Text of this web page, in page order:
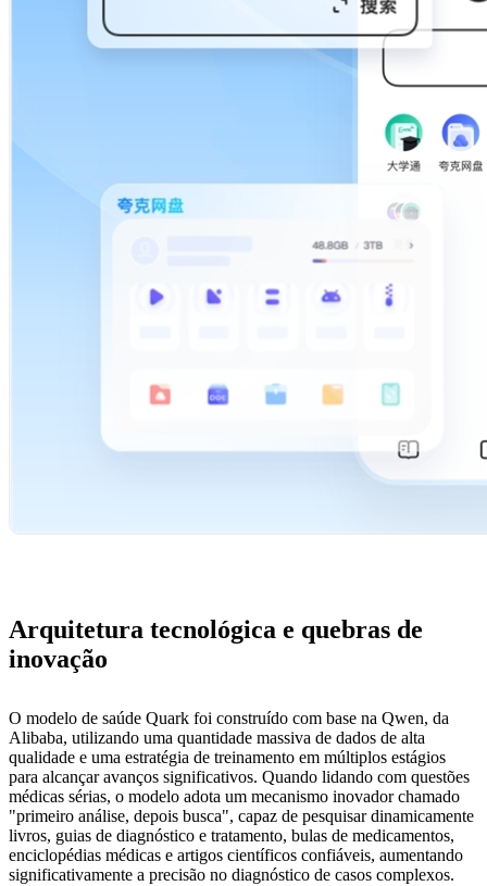
Arquitetura tecnológica e quebras de
inovação
O modelo de saúde Quark foi construído com base na Qwen, da
Alibaba, utilizando uma quantidade massiva de dados de alta
qualidade e uma estratégia de treinamento em múltiplos estágios
para alcançar avanços significativos. Quando lidando com questões
médicas sérias, o modelo adota um mecanismo inovador chamado
"primeiro análise, depois busca", capaz de pesquisar dinamicamente
livros, guias de diagnóstico e tratamento, bulas de medicamentos,
enciclopédias médicas e artigos científicos confiáveis, aumentando
significativamente a precisão no diagnóstico de casos complexos.